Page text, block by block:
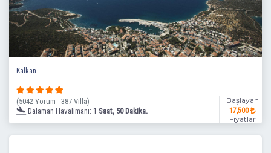
Kalkan
(5042 Yorum - 387 Villa)
Dalaman Havalimanı: 1 Saat, 50 Dakika.
Başlayan
17,500
Fiyatlar